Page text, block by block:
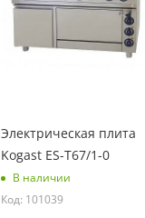
Электрическая плита
Kogast ES-T67/1-0
В наличии
Код: 101039